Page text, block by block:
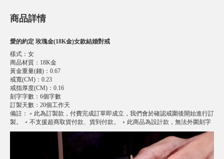
商品詳情
愛的約定 玫瑰金(18K金)女款結婚對戒
樣式 ： 女
商品材質 ： 18K金
黃金重量(錢) ： 0.67
戒寬(CM) ： 0.23
戒指厚度(CM) ： 0.16
刻字字數 ： 6個字數
訂製天數 ： 20個工作天
備註 ： ﹡此為訂製款，付費完成訂單即成立，我們會於確認戒圍後開始進行訂
製。 ﹡不支援超商取貨付款、貨到付款。 ﹡此商品為設計款，無法外圍刻字